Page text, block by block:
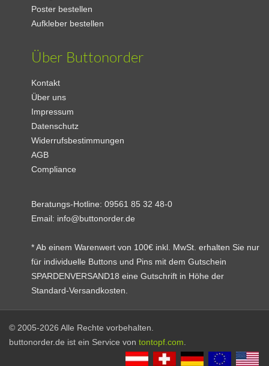
Poster bestellen
Aufkleber bestellen
Über Buttonorder
Kontakt
Über uns
Impressum
Datenschutz
Widerrufsbestimmungen
AGB
Compliance
Beratungs-Hotline:09561 85 32 48-0
Email: info@buttonorder.de
* Ab einem Warenwert von 100€ inkl. MwSt. erhalten Sie nur
für individuelle Buttons und Pins mit dem Gutschein
SPARDENVERSAND18 eine Gutschrift in Höhe der
Standard-Versandkosten.
© 2005-2026 Alle Rechte vorbehalten.
buttonorder.de ist ein Service von tontopf.com